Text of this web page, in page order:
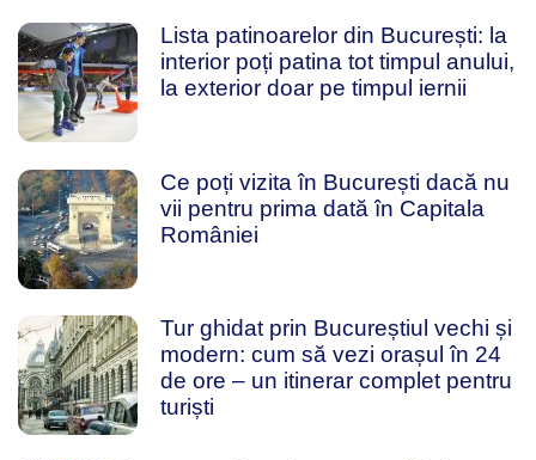
Lista patinoarelor din București: la
interior poți patina tot timpul anului,
la exterior doar pe timpul iernii
Ce poți vizita în București dacă nu
vii pentru prima dată în Capitala
României
Tur ghidat prin Bucureștiul vechi și
modern: cum să vezi orașul în 24
de ore – un itinerar complet pentru
turiști